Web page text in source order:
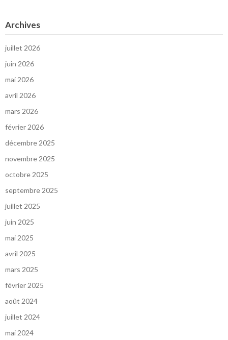
Archives
juillet 2026
juin 2026
mai 2026
avril 2026
mars 2026
février 2026
décembre 2025
novembre 2025
octobre 2025
septembre 2025
juillet 2025
juin 2025
mai 2025
avril 2025
mars 2025
février 2025
août 2024
juillet 2024
mai 2024